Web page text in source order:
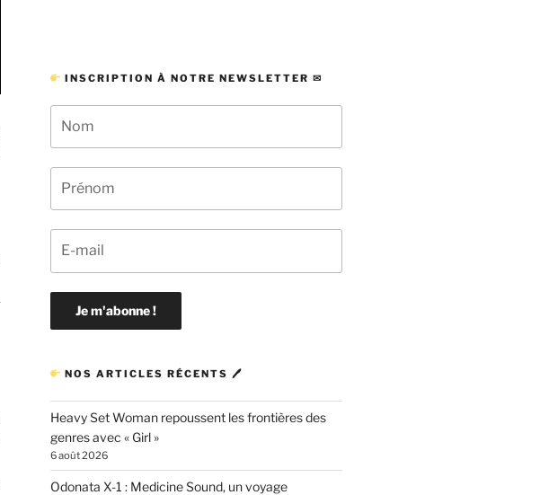
INSCRIPTION À NOTRE NEWSLETTER ✉
NOS ARTICLES RÉCENTS 🖊
Heavy Set Woman repoussent les frontières des
genres avec « Girl »
6 août 2026
Odonata X-1 : Medicine Sound, un voyage